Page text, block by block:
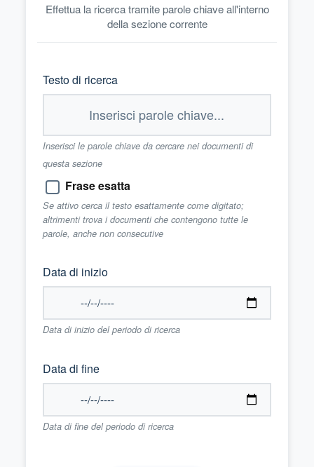
Effettua la ricerca tramite parole chiave all'interno
della sezione corrente
Testo di ricerca
Inserisci le parole chiave da cercare nei documenti di
questa sezione
Frase esatta
Se attivo cerca il testo esattamente come digitato;
altrimenti trova i documenti che contengono tutte le
parole, anche non consecutive
Data di inizio
Data di inizio del periodo di ricerca
Data di fine
Data di fine del periodo di ricerca